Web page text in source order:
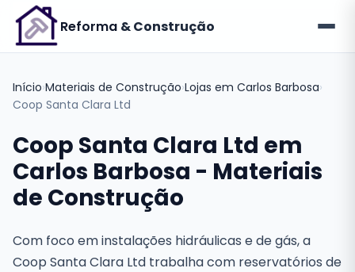
Reforma & Construção
Início›Materiais de Construção›Lojas em Carlos Barbosa›
Coop Santa Clara Ltd
Coop Santa Clara Ltd em
Carlos Barbosa - Materiais
de Construção
Com foco em instalações hidráulicas e de gás, a
Coop Santa Clara Ltd trabalha com reservatórios de